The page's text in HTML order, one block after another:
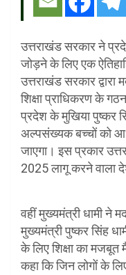
उत्तराखंड सरकार ने
जोड़ने के लिए एक
उत्तराखंड सरकार
शिक्षा प्राधिकरण के
प्रदेश के मुखिया पुष्कर
अल्पसंख्यक बच्चों को
जाएगा। इस प्रकार
2025 लागू करने वाला
वहीं मुख्यमंत्री धामी ने
मुख्यमंत्री पुष्कर सिंह
के लिए शिक्षा का मजबूत
कहा कि जिन लोगों के